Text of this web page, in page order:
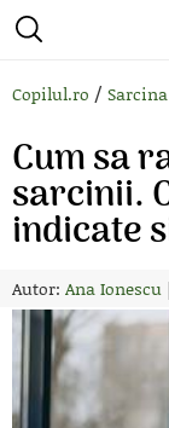
Copilul.ro / Sarcina
Cum sa
sarcinii.
indicate
Autor: Ana Ionescu |